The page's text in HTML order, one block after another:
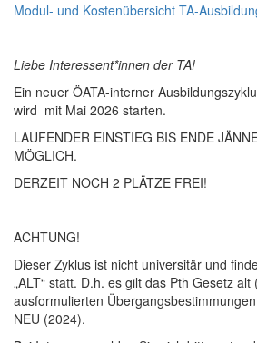
Modul- und Kostenübersicht TA-
Liebe Interessent*innen der TA!
Ein neuer ÖATA-interner
wird mit Mai 2026 starten.
LAUFENDER EINSTIEG BIS ENDE
MÖGLICH.
DERZEIT NOCH 2 PLÄTZE FREI!
ACHTUNG!
Dieser Zyklus ist nicht universitär und
„ALT“ statt. D.h. es gilt das Pth Gesetz
ausformulierten
NEU (2024).